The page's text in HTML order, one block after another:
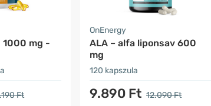
1000 mg -
Ft
OnEnergy
ALA – alfa liponsav 600
mg
120 kapszula
9.890 Ft 12.090 Ft